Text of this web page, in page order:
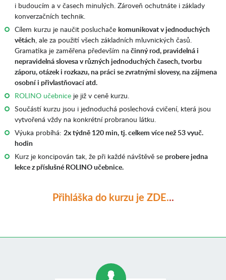
i budoucím a v časech minulých. Zároveň ochutnáte i základy
konverzačních technik.
Cílem kurzu je naučit posluchače komunikovat v jednoduchých
větách, ale za použití všech základních mluvnických časů.
Gramatika je zaměřena především na činný rod, pravidelná i
nepravidelná slovesa v různých jednoduchých časech, tvorbu
záporu, otázek i rozkazu, na práci se zvratnými slovesy, na zájmena
osobní i přivlastňovací atd.
ROLINO učebniceje již v ceně kurzu.
Součástí kurzu jsou i jednoduchá poslechová cvičení, která jsou
vytvořená vždy na konkrétní probranou látku.
Výuka probíhá: 2x týdně 120 min, tj. celkem více než 53 vyuč.
hodin
Kurz je koncipován tak, že při každé návštěvě se probere jedna
lekce z příslušné ROLINO učebnice.
Přihláška do kurzu je ZDE...